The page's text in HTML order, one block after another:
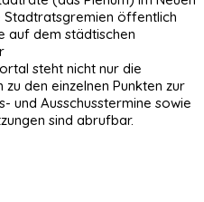
Stadtratsgremien öffentlich
auf dem städtischen
steht nicht nur die
den einzelnen Punkten zur
und Ausschusstermine sowie
sind abrufbar.